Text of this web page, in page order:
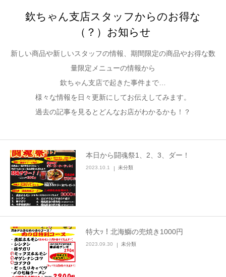
欽ちゃん支店スタッフからのお得な
（？）お知らせ
新しい商品や新しいスタッフの情報、期間限定の商品やお得な数
量限定メニューの情報から
欽ちゃん支店で起きた事件まで…
様々な情報を日々更新にしてお伝えしてみます。
過去の記事を見るとどんなお店がわかるかも！？
本日から闘魂祭1、2、3、ダー！
2023.10.1 未分類
特大ｯ！北海鰤の兜焼き1000円
2023.09.30 未分類
想い出のあとに
加藤商店TOP